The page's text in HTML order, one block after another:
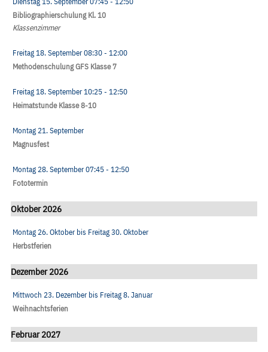
Bibliographierschulung Kl. 10
Klassenzimmer
Freitag 18. September08:30- 12:00
Methodenschulung GFS Klasse 7
Freitag 18. September10:25- 12:50
Heimatstunde Klasse 8-10
Montag 21. September
Magnusfest
Montag 28. September07:45- 12:50
Fototermin
Oktober 2026
Montag 26. Oktoberbis Freitag 30. Oktober
Herbstferien
Dezember 2026
Mittwoch 23. Dezemberbis Freitag 8. Januar
Weihnachtsferien
Februar 2027